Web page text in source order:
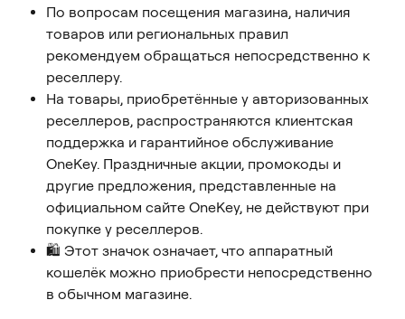
По вопросам посещения магазина, наличия
товаров или региональных правил
рекомендуем обращаться непосредственно к
реселлеру.
На товары, приобретённые у авторизованных
реселлеров, распространяются клиентская
поддержка и гарантийное обслуживание
OneKey. Праздничные акции, промокоды и
другие предложения, представленные на
официальном сайте OneKey, не действуют при
покупке у реселлеров.
🛍️ Этот значок означает, что аппаратный
кошелёк можно приобрести непосредственно
в обычном магазине.